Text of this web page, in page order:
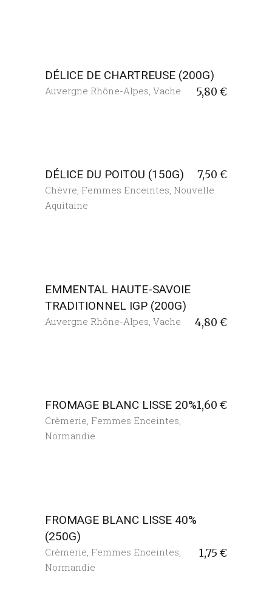
DÉLICE DE CHARTREUSE (200G)
5,80 €
Auvergne Rhône-Alpes Vache
DÉLICE DU POITOU (150G) 7,50 €
Chèvre, Femmes Enceintes, Nouvelle
Aquitaine
EMMENTAL HAUTE-SAVOIE
TRADITIONNEL IGP (200G)
4,80 €
Auvergne Rhône-Alpes Vache
FROMAGE BLANC LISSE 20%1,60 €
Crèmerie, Femmes Enceintes,
Normandie
FROMAGE BLANC LISSE 40%
(250G)
1,75 €
Crèmerie Femmes Enceintes
Normandie